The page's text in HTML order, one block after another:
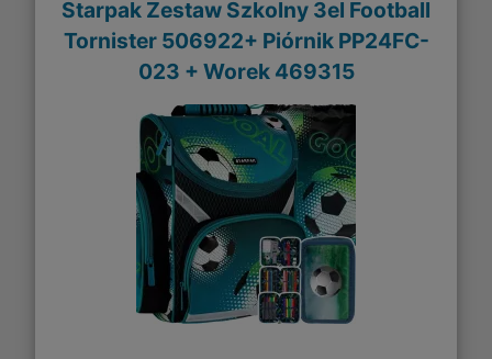
Starpak Zestaw Szkolny 3el Football
Tornister 506922+ Piórnik PP24FC-
023 + Worek 469315